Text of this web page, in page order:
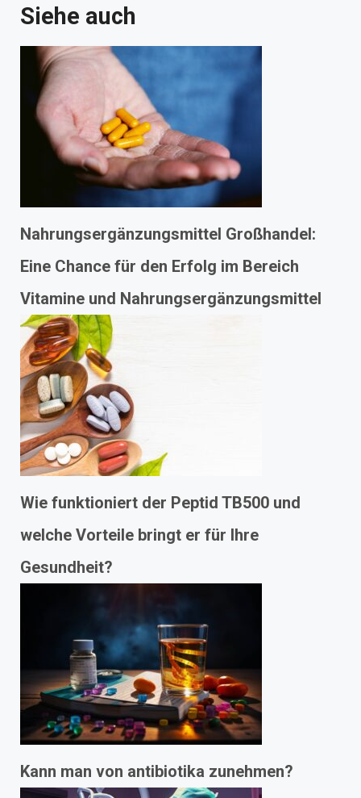
Siehe auch
Nahrungsergänzungsmittel Großhandel:
Eine Chance für den Erfolg im Bereich
Vitamine und Nahrungsergänzungsmittel
Wie funktioniert der Peptid TB500 und
welche Vorteile bringt er für Ihre
Gesundheit?
Kann man von antibiotika zunehmen?